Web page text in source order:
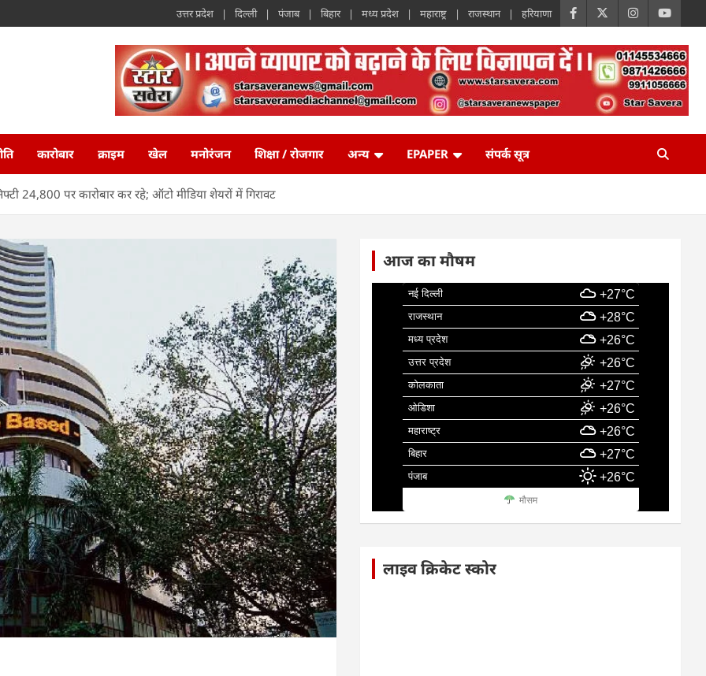
उत्तर प्रदेश दिल्ली पंजाब बिहार मध्य प्रदेश महाराष्ट्र राजस्थान हरियाणा
कारोबार क्राइम खेल मनोरंजन शिक्षा / रोजगार अन्य EPAPER संपर्क सूत्र
24,800 पर कारोबार कर रहे; ऑटो मीडिया शेयरों में गिरावट
आज का मौषम
नई दिल्ली +27°C
राजस्थान +28°C
मध्य प्रदेश +26°C
उत्तर प्रदेश +26°C
कोलकाता +27°C
ओडिशा +26°C
महाराष्ट्र +26°C
बिहार +27°C
पंजाब +26°C
मौसम
लाइव क्रिकेट स्कोर